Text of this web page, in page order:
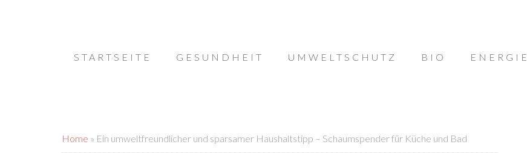
STARTSEITE GESUNDHEIT UMWELTSCHUTZ BIO ENERGIE
Home » Ein umweltfreundlicher und sparsamer Haushaltstipp – Schaumspender für Küche und Bad